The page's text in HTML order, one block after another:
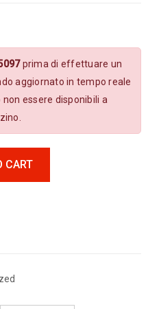
prima di effettuare un
aggiornato in tempo reale
essere disponibili a
CART